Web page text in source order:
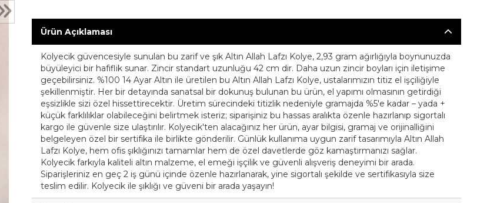
Ürün Açıklaması
Kolyecik güvencesiyle sunulan bu zarif ve şık Altın Allah Lafzı Kolye, 2,93 gram ağırlığıyla boynunuzda
büyüleyici bir hafiflik sunar. Zincir standart uzunluğu 42 cm dir. Daha uzun zincir boyları için iletişime
geçebilirsiniz. %100 14 Ayar Altın ile üretilen bu Altın Allah Lafzı Kolye, ustalarımızın titiz el işçiliğiyle
şekillenmiştir. Her bir detayında sanatsal bir dokunuş bulunan bu ürün, el yapımı olmasının getirdiği
eşsizlikle sizi özel hissettirecektir. Üretim sürecindeki titizlik nedeniyle gramajda %5'e kadar – yada +
küçük farklılıklar olabileceğini belirtmek isteriz; siparişiniz bu hassas aralıkta özenle hazırlanıp sigortalı
kargo ile güvenle size ulaştırılır. Kolyecik'ten alacağınız her ürün, ayar bilgisi, gramaj ve orijinalliğini
belgeleyen özel bir sertifika ile birlikte gönderilir. Günlük kullanıma uygun zarif tasarımıyla Altın Allah
Lafzı Kolye, hem ofis şıklığınızı tamamlar hem de özel davetlerde göz kamaştırmanızı sağlar.
Kolyecik farkıyla kaliteli altın malzeme, el emeği işçilik ve güvenli alışveriş deneyimi bir arada.
Siparişleriniz en geç 2 iş günü içinde özenle hazırlanarak, yine sigortalı şekilde ve sertifikasıyla size
teslim edilir. Kolyecik ile şıklığı ve güveni bir arada yaşayın!